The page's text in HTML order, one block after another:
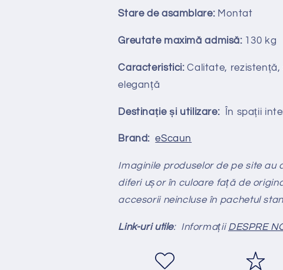
Stare de asamblare: Montat
Greutate maximă admisă: 130 kg
Caracteristici:Calitate,
eleganță
Destinație și utilizare:În spații
Brand:eScaun
Imaginile produselor de pe site au
diferi ușor în culoare față de
accesorii neincluse în pachetul
Link-uri utile: Informații DESPRE